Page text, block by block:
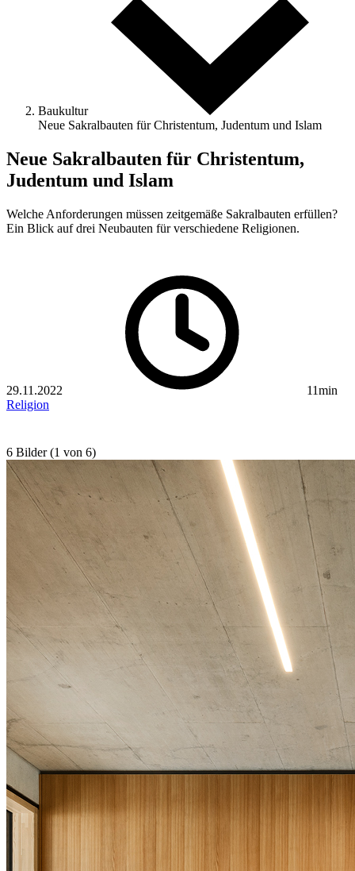
Baukultur
Neue Sakralbauten für Christentum, Judentum und Islam
Neue Sakralbauten für Christentum,
Judentum und Islam
Welche Anforderungen müssen zeitgemäße Sakralbauten erfüllen?
Ein Blick auf drei Neubauten für verschiedene ­Religionen.
29.11.2022
11min
Religion
6 Bilder (1 von 6)